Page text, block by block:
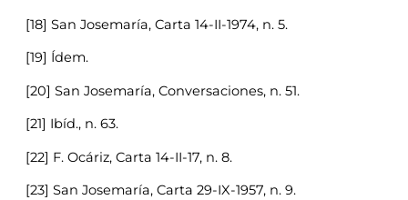
[18] San Josemaría, Carta 14-II-1974, n. 5.
[19] Ídem.
[20] San Josemaría, Conversaciones, n. 51.
[21] Ibíd., n. 63.
[22] F. Ocáriz, Carta 14-II-17, n. 8.
[23] San Josemaría, Carta 29-IX-1957, n. 9.